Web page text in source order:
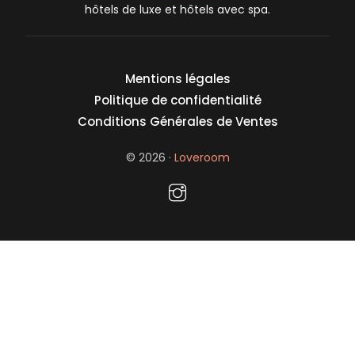
hôtels de luxe et hôtels avec spa.
Mentions légales
Politique de confidentialité
Conditions Générales de Ventes
© 2026 · Loveroom